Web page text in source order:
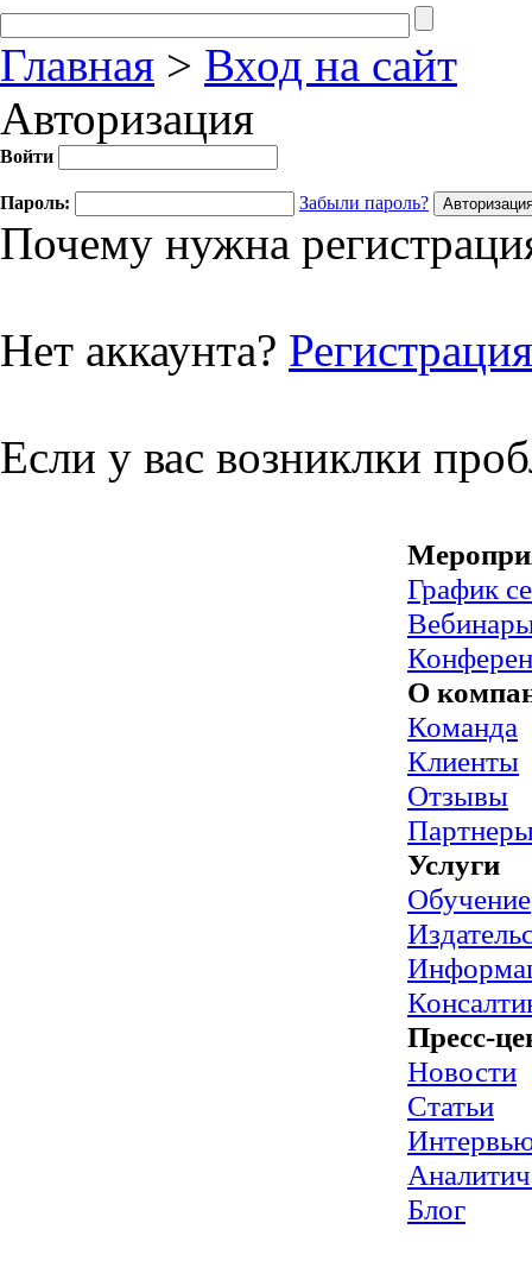
Главная > Вход на сайт
Авторизация
Войти
Пароль: Забыли пароль?
Почему нужна
Нет аккаунта? Регистрация
Если у вас возниклки
График
О
Команда
Клиенты
Отзывы
Услуги
Обучение
Пресс-
Новости
Статьи
Блог